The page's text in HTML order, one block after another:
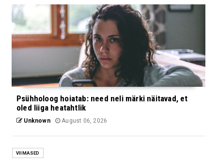
Psühholoog hoiatab: need neli märki näitavad, et
oled liiga heatahtlik
Unknown August 06, 2026
VIIMASED